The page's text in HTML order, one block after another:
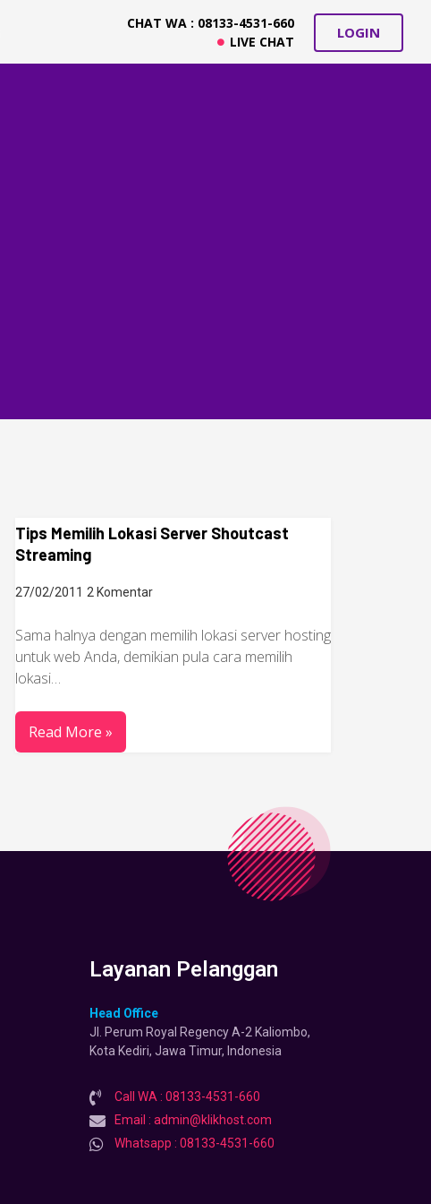
CHAT WA : 08133-4531-660
LIVE CHAT
LOGIN
Tips Memilih Lokasi Server Shoutcast
Streaming
27/02/2011 2 Komentar
Sama halnya dengan memilih lokasi server hosting
untuk web Anda, demikian pula cara memilih
lokasi…
Read More »
Layanan Pelanggan
Head Office
Jl. Perum Royal Regency A-2 Kaliombo,
Kota Kediri, Jawa Timur, Indonesia
Call WA : 08133-4531-660
Email : admin@klikhost.com
Whatsapp : 08133-4531-660